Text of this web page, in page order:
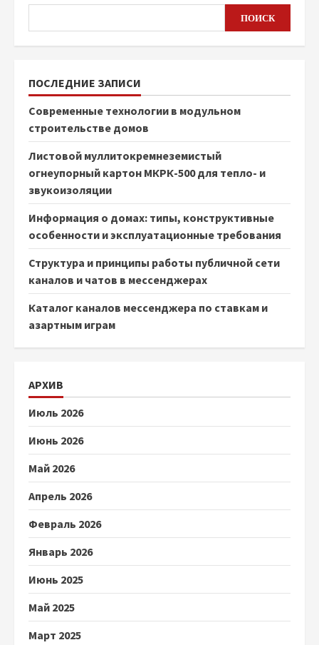
ПОИСК
ПОСЛЕДНИЕ ЗАПИСИ
Современные технологии в модульном
строительстве домов
Листовой муллитокремнеземистый
огнеупорный картон МКРК-500 для тепло- и
звукоизоляции
Информация о домах: типы, конструктивные
особенности и эксплуатационные требования
Структура и принципы работы публичной сети
каналов и чатов в мессенджерах
Каталог каналов мессенджера по ставкам и
азартным играм
АРХИВ
Июль 2026
Июнь 2026
Май 2026
Апрель 2026
Февраль 2026
Январь 2026
Июнь 2025
Май 2025
Март 2025